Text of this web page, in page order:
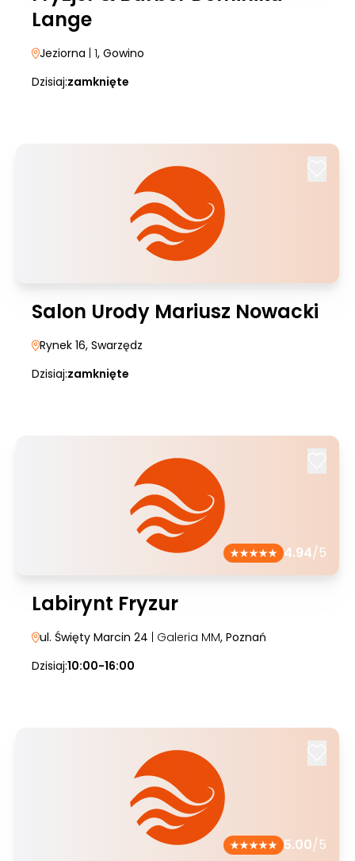
Lange
Jeziorna | 1, Gowino
Dzisiaj:zamknięte
Salon Urody Mariusz Nowacki
Rynek 16, Swarzędz
Dzisiaj:zamknięte
4.94/5
Labirynt Fryzur
ul. Święty Marcin 24 | Galeria MM, Poznań
Dzisiaj:10:00-16:00
5.00/5